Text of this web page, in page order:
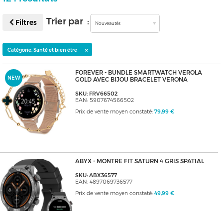
Filtres Trier par : Nouveautés
Catégorie: Santé et bien être ×
NEW
FOREVER - BUNDLE SMARTWATCH VEROLA
GOLD AVEC BIJOU BRACELET VERONA
SKU: FRV66502
EAN: 5907674566502
Prix de vente moyen constaté: 79,99 €
ABYX - MONTRE FIT SATURN 4 GRIS SPATIAL
SKU: ABX36577
EAN: 4897069736577
Prix de vente moyen constaté: 49,99 €